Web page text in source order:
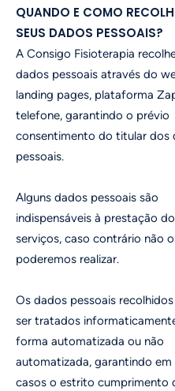
QUANDO E COMO
SEUS DADOS PESSOAIS?
A Consigo Fisioterapia
dados pessoais através do
landing pages, plataforma
telefone, garantindo o prévio
consentimento do titular dos
pessoais.
Alguns dados pessoais são
indispensáveis à prestação
serviços, caso contrário não
poderemos realizar.
Os dados pessoais
ser tratados
forma automatizada ou não
automatizada, garantindo
casos o estrito cumprimento